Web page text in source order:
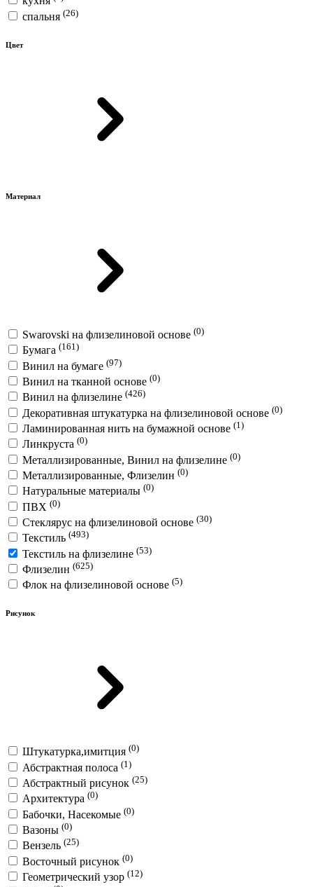
спальня (26)
Цвет
Материал
Swarovski на флизелиновой основе (0)
Бумага (161)
Винил на бумаге (97)
Винил на тканной основе (0)
Винил на флизелине (426)
Декоративная штукатурка на флизелиновой основе (0)
Ламинированная нить на бумажной основе (1)
Линкруста (0)
Металлизированные, Винил на флизелине (0)
Металлизированные, Флизелин (0)
Натуральные материалы (0)
ПВХ (0)
Стеклярус на флизелиновой основе (30)
Текстиль (493)
Текстиль на флизелине (53)
Флизелин (625)
Флок на флизелиновой основе (5)
Рисунок
Штукатурка,имитция (0)
Абстрактная полоса (1)
Абстрактный рисунок (25)
Архитектура (0)
Бабочки, Насекомые (0)
Вазоны (0)
Вензель (25)
Восточный рисунок (0)
Геометрический узор (12)